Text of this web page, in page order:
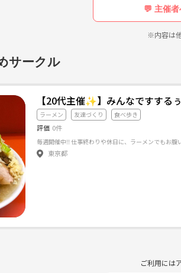
、
してますが、
💬 主催
※内容は
サークル
【20代主催✨】みんなですする
ラーメン 友達づくり 食べ歩き
評価 0件
東京都
ご利用には